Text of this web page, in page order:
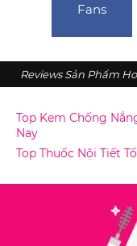
Fans
Reviews Sản Phẩm
Top Kem Chống
Nay
Top Thuốc Nội Tiết